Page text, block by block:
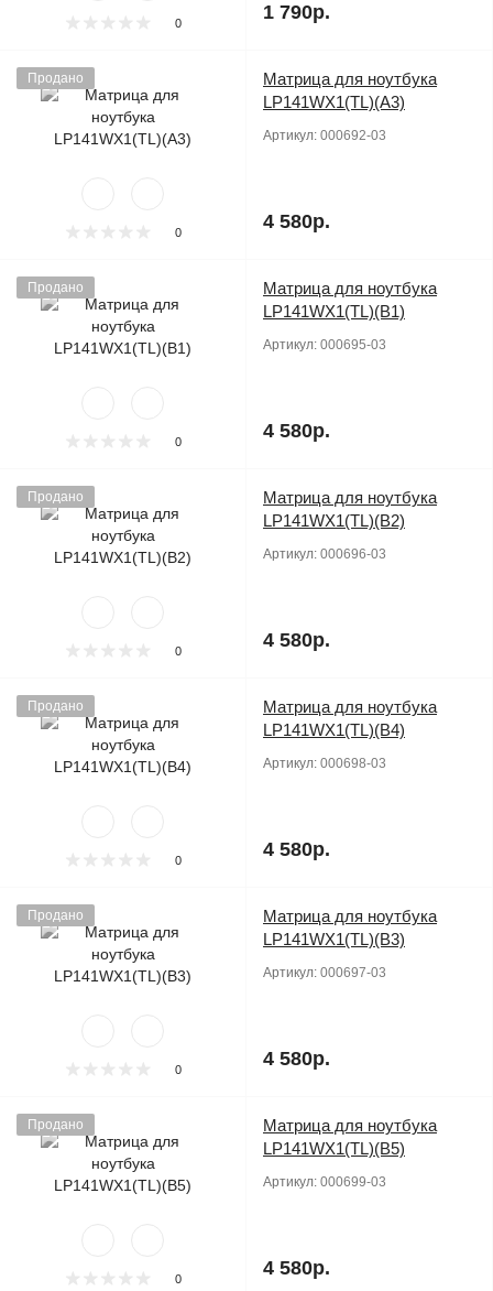
0 1 790р.
Продано
0
Матрица для ноутбука
LP141WX1(TL)(A3)
Артикул: 000692-03
4 580р.
Продано
0
Матрица для ноутбука
LP141WX1(TL)(B1)
Артикул: 000695-03
4 580р.
Продано
0
Матрица для ноутбука
LP141WX1(TL)(B2)
Артикул: 000696-03
4 580р.
Продано
0
Матрица для ноутбука
LP141WX1(TL)(B4)
Артикул: 000698-03
4 580р.
Продано
0
Матрица для ноутбука
LP141WX1(TL)(B3)
Артикул: 000697-03
4 580р.
Продано
0
Матрица для ноутбука
LP141WX1(TL)(B5)
Артикул: 000699-03
4 580р.